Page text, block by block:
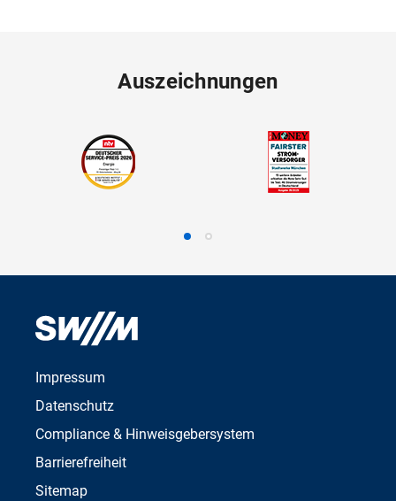
Auszeichnungen
Impressum
Datenschutz
Compliance & Hinweisgebersystem
Barrierefreiheit
Sitemap